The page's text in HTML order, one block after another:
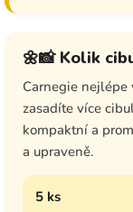
🌼📸 Kolik
Carnegie
zasadíte více
kompaktní a
a upraveně.
5 ks